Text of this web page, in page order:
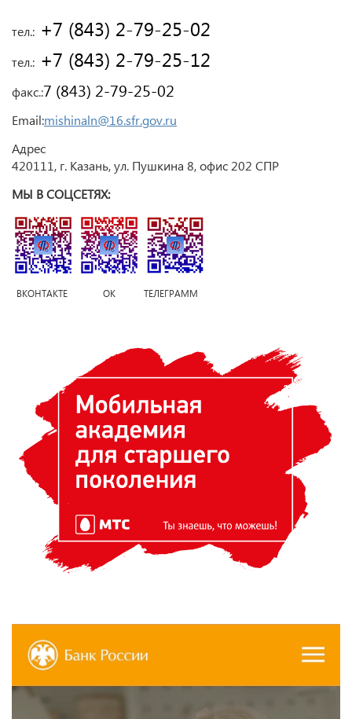
тел.: +7 (843) 2-79-25-02
тел.: +7 (843) 2-79-25-12
факс.:7 (843) 2-79-25-02
Email:mishinaln@16.sfr.gov.ru
Адрес
420111, г. Казань, ул. Пушкина 8, офис 202 СПР
МЫ В СОЦСЕТЯХ:
ВКОНТАКТЕ ОК ТЕЛЕГРАММ